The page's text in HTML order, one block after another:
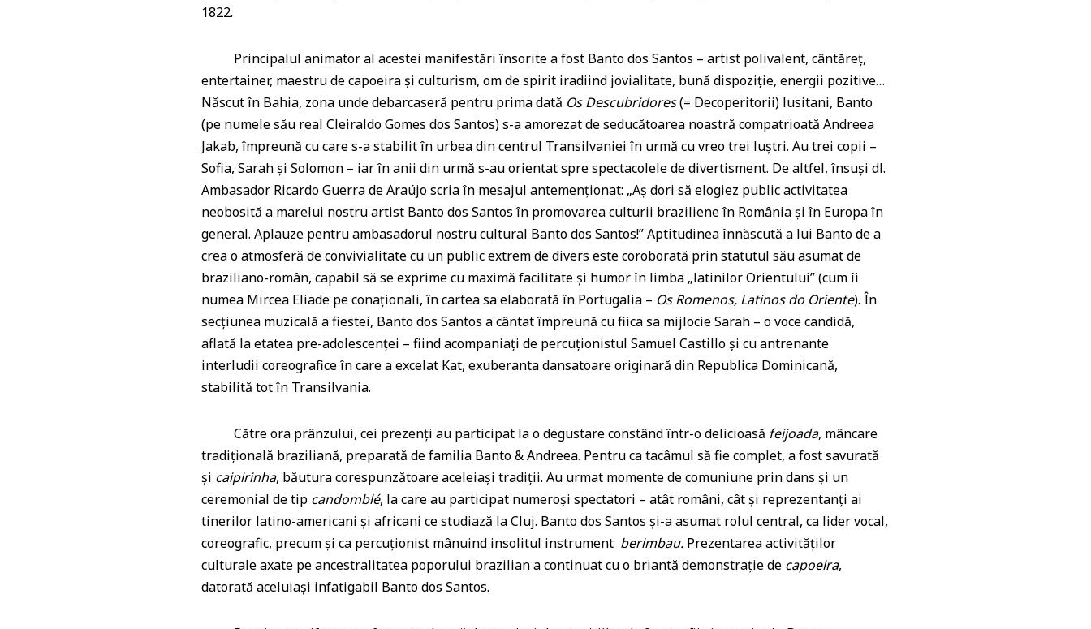
1822.
Principalul animator al acestei manifestări însorite a fost Banto dos Santos – artist polivalent, cântăreț,
entertainer, maestru de capoeira și culturism, om de spirit iradiind jovialitate, bună dispoziție, energii pozitive…
Născut în Bahia, zona unde debarcaseră pentru prima dată Os Descubridores(= Decoperitorii) lusitani, Banto
(pe numele său real Cleiraldo Gomes dos Santos) s-a amorezat de seducătoarea noastră compatrioată Andreea
Jakab, împreună cu care s-a stabilit în urbea din centrul Transilvaniei în urmă cu vreo trei luștri. Au trei copii –
Sofia, Sarah și Solomon – iar în anii din urmă s-au orientat spre spectacolele de divertisment. De altfel, însuși dl.
Ambasador Ricardo Guerra de Araújo scria în mesajul antemenționat: „Aș dori să elogiez public activitatea
neobosită a marelui nostru artist Banto dos Santos în promovarea culturii braziliene în România și în Europa în
general. Aplauze pentru ambasadorul nostru cultural Banto dos Santos!” Aptitudinea înnăscută a lui Banto de a
crea o atmosferă de convivialitate cu un public extrem de divers este coroborată prin statutul său asumat de
braziliano-român, capabil să se exprime cu maximă facilitate și humor în limba „latinilor Orientului” (cum îi
numea Mircea Eliade pe conaționali, în cartea sa elaborată în Portugalia – Os Romenos, Latinos do Oriente). În
secțiunea muzicală a fiestei, Banto dos Santos a cântat împreună cu fiica sa mijlocie Sarah – o voce candidă,
aflată la etatea pre-adolescenței – fiind acompaniați de percuționistul Samuel Castillo și cu antrenante
interludii coreografice în care a excelat Kat, exuberanta dansatoare originară din Republica Dominicană,
stabilită tot în Transilvania.
Către ora prânzului, cei prezenți au participat la o degustare constând într-o delicioasă feijoada, mâncare
tradițională braziliană, preparată de familia Banto & Andreea. Pentru ca tacâmul să fie complet, a fost savurată
și caipirinha, băutura corespunzătoare aceleiași tradiții. Au urmat momente de comuniune prin dans și un
ceremonial de tip candomblé, la care au participat numeroși spectatori – atât români, cât și reprezentanți ai
tinerilor latino-americani și africani ce studiază la Cluj. Banto dos Santos și-a asumat rolul central, ca lider vocal,
coreografic, precum și ca percuționist mânuind insolitul instrument berimbau. Prezentarea activităților
culturale axate pe ancestralitatea poporului brazilian a continuat cu o briantă demonstrație de capoeira,
datorată aceluiași infatigabil Banto dos Santos.